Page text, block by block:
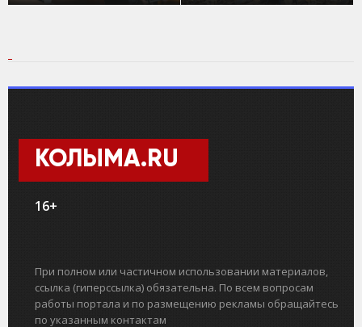
КОЛЫМА.RU
16+
При полном или частичном использовании материалов,
ссылка (гиперссылка) обязательна. По всем вопросам
работы портала и по размещению рекламы обращайтесь
по указанным контактам